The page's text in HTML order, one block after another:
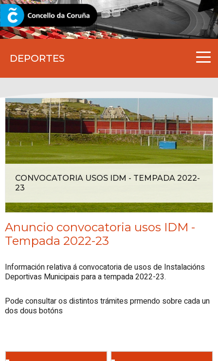
DEPORTES
CORUNA.GAL
CONVOCATORIA USOS IDM - TEMPADA 2022-
23
Anuncio convocatoria usos IDM -
Tempada 2022-23
Información relativa á convocatoria de usos de Instalacións
Deportivas Municipais para a tempada 2022-23.
Pode consultar os distintos trámites prmendo sobre cada un
dos dous botóns